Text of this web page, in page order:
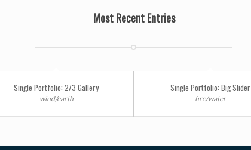
Most Recent Entries
Single Portfolio: 2/3 Gallery
wind/earth
Single Portfolio: Big Slider
fire/water